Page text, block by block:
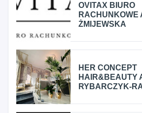
OVITAX BIURO
RACHUNKOWE
ŻMIJEWSKA
HER CONCEPT
HAIR&BEAUTY
RYBARCZYK-